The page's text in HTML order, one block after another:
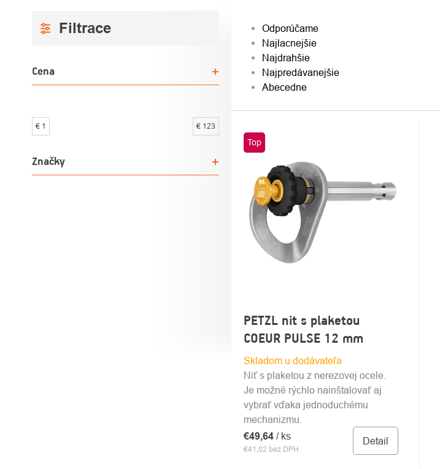
BOČNÝ
Cena
€ 1 € 123
Značky
RADENIE
PRODUKTOV
Odporúčame
Najlacnejšie
Najdrahšie
Najpredávanejšie
Abecedne
VÝPIS
PRODUKTOV
Top
PETZL nit s plaketou
COEUR PULSE 12 mm
Skladom u dodávateľa
€41,02 bez DPH
€49,64 / ks Detail
Niť s plaketou z nerezovej ocele.
Je možné rýchlo nainštalovať aj
vybrať vďaka jednoduchému
mechanizmu.